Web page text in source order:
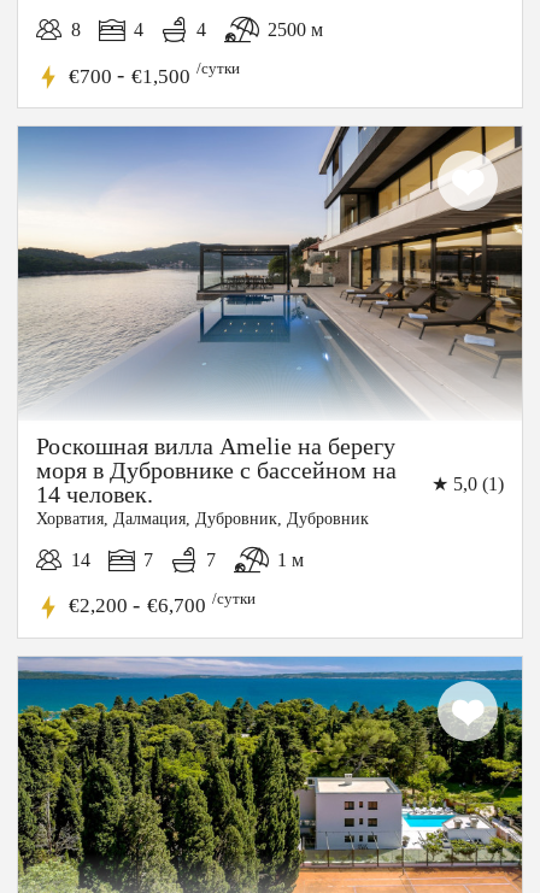
10%
8 4 4 2500 м
€700 - €1,500 /сутки
Роскошная вилла Amelie на берегу
моря в Дубровнике с бассейном на
14 человек.
★ 5,0 (1)
Хорватия, Далмация, Дубровник, Дубровник
14 7 7 1 м
€2,200 - €6,700 /сутки